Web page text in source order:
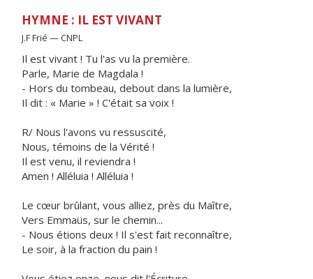
HYMNE : IL EST VIVANT
J.F Frié — CNPL
Il est vivant ! Tu l'as vu la première.
Parle, Marie de Magdala !
- Hors du tombeau, debout dans la lumière,
Il dit : « Marie » ! C'était sa voix !
R/ Nous l'avons vu ressuscité,
Nous, témoins de la Vérité !
Il est venu, il reviendra !
Amen ! Alléluia ! Alléluia !
Le cœur brûlant, vous alliez, près du Maître,
Vers Emmaüs, sur le chemin...
- Nous étions deux ! Il s'est fait reconnaître,
Le soir, à la fraction du pain !